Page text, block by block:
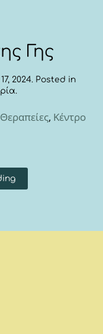
Γης
2024. Posted in
.
, Κέντρο